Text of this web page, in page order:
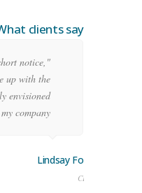
clients say
notice,
up with the
envisioned
company. "
Lindsay Ford
CEO